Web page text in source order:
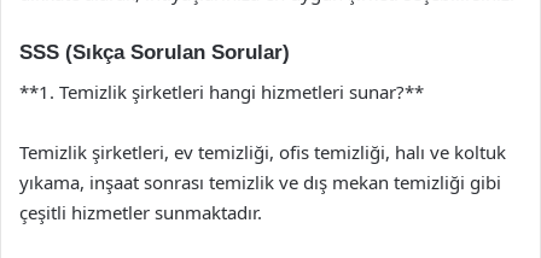
SSS (Sıkça Sorulan Sorular)
**1. Temizlik şirketleri hangi hizmetleri sunar?**
Temizlik şirketleri, ev temizliği, ofis temizliği, halı ve koltuk
yıkama, inşaat sonrası temizlik ve dış mekan temizliği gibi
çeşitli hizmetler sunmaktadır.